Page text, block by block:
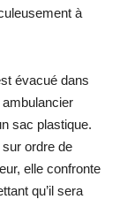
à
évacué dans
sac plastique.
sur ordre de
elle confronte
qu’il sera